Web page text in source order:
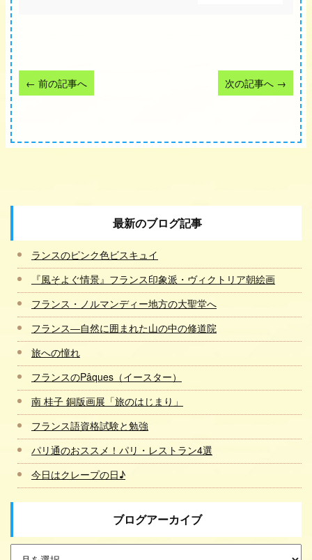
← 前の記事へ 次の記事へ →
最新のブログ記事
ランスのピンク色ビスキュイ
『風そよぐ情景』フランス印象派・ヴィクトリア朝絵画
フランス・ノルマンディー地方の大聖堂へ
フランス―自然に囲まれた山の中の修道院
旅への憧れ
フランスのPâques（イースター）
南 桂子 銅版画展「旅のはじまり」
フランス語資格試験と勉強
パリ通のおススメ！パリ・レストラン4選
今日はクレープの日♪
ブログアーカイブ